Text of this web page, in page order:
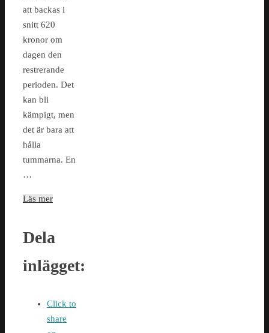
att backas i
snitt 620
kronor om
dagen den
restrerande
perioden. Det
kan bli
kämpigt, men
det är bara att
hålla
tummarna. En
…
Läs mer
Dela
inlägget:
Click to
share